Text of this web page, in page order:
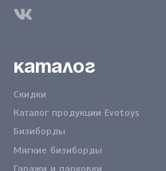
Каталог
Скидки
Каталог продукции Evotoys
Бизиборды
Мягкие бизиборды